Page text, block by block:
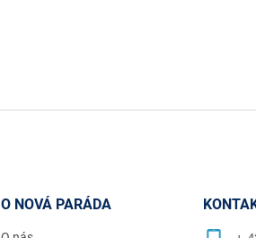
O NOVÁ PARÁDA